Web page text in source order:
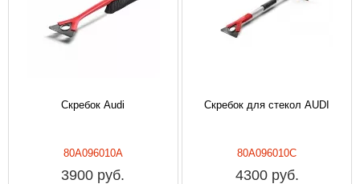
Скребок Audi
80A096010A
3900 руб.
Скребок для стекол AUDI
80A096010C
4300 руб.